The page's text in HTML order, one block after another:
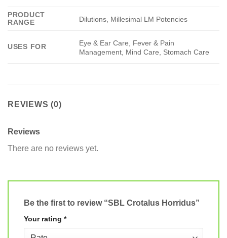
PRODUCT
RANGE
Dilutions, Millesimal LM Potencies
USES FOR
Eye & Ear Care, Fever & Pain
Management, Mind Care, Stomach Care
REVIEWS (0)
Reviews
There are no reviews yet.
Be the first to review “SBL Crotalus Horridus”
Your rating *